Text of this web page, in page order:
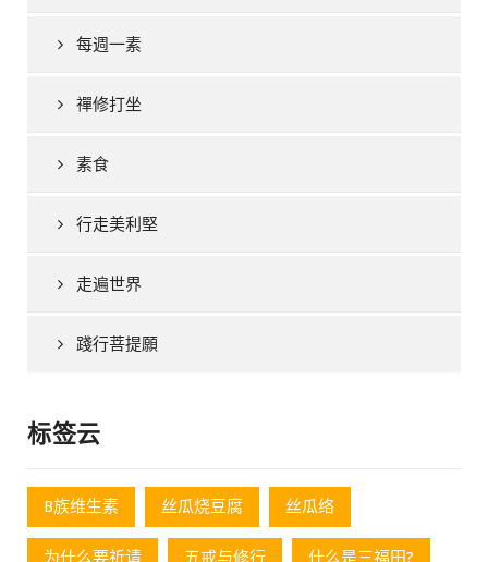
每週一素
禪修打坐
素食
行走美利堅
走遍世界
踐行菩提願
标签云
B族维生素 丝瓜烧豆腐 丝瓜络
为什么要祈请 五戒与修行 什么是三福田?